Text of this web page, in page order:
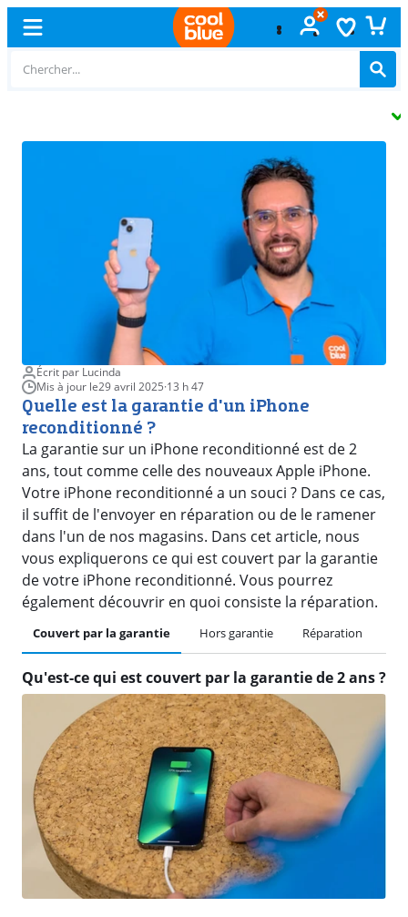
Écrit par Lucinda
Mis à jour le29 avril 2025·13 h 47
Quelle est la garantie d'un iPhone
reconditionné ?
La garantie sur un iPhone reconditionné est de 2
ans, tout comme celle des nouveaux Apple iPhone.
Votre iPhone reconditionné a un souci ? Dans ce cas,
il suffit de l'envoyer en réparation ou de le ramener
dans l'un de nos magasins. Dans cet article, nous
vous expliquerons ce qui est couvert par la garantie
de votre iPhone reconditionné. Vous pourrez
également découvrir en quoi consiste la réparation.
Couvert par la garantie Hors garantie Réparation
Qu'est-ce qui est couvert par la garantie de 2 ans ?